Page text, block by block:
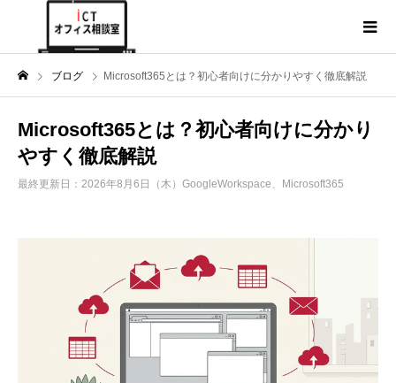
ブログ Microsoft365とは？初心者向けに分かりやすく徹底解説
Microsoft365とは？初心者向けに分かり
やすく徹底解説
最終更新日：2026年8月6日（木） GoogleWorkspace、Microsoft365